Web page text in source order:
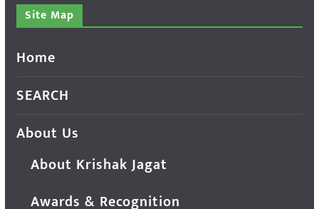
Site Map
Home
SEARCH
About Us
About Krishak Jagat
Awards & Recognition